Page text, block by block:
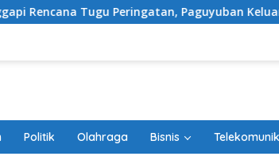
Tugu Peringatan, Paguyuban Keluarga
Politik Olahraga Bisnis